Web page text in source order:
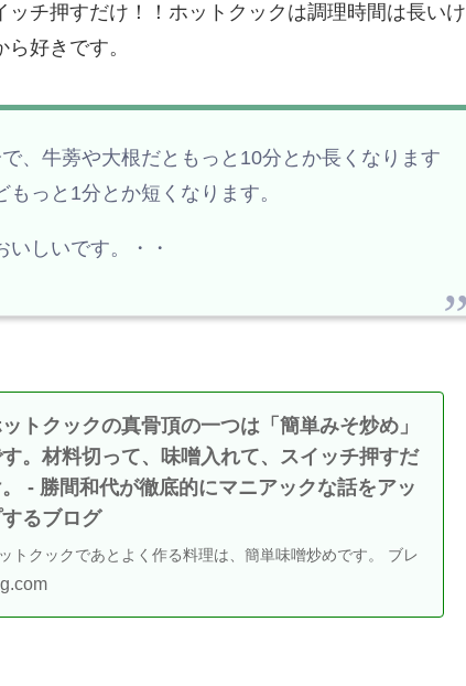
チ押すだけ！！ホットクックは調理時間は長いけ
好きです。
、牛蒡や大根だともっと10分とか長くなります
っと1分とか短くなります。
いしいです。・・
トクックの真骨頂の一つは「簡単みそ炒め」
。材料切って、味噌入れて、スイッチ押すだ
- 勝間和代が徹底的にマニアックな話をアッ
るブログ
トクックであとよく作る料理は、簡単味噌炒めです。 ブレ
と同じように、野菜やキノコを適当に切ってうち鍋に入れ